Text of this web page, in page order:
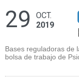
29
OCT.
2019
Bases reguladoras de
bolsa de trabajo de